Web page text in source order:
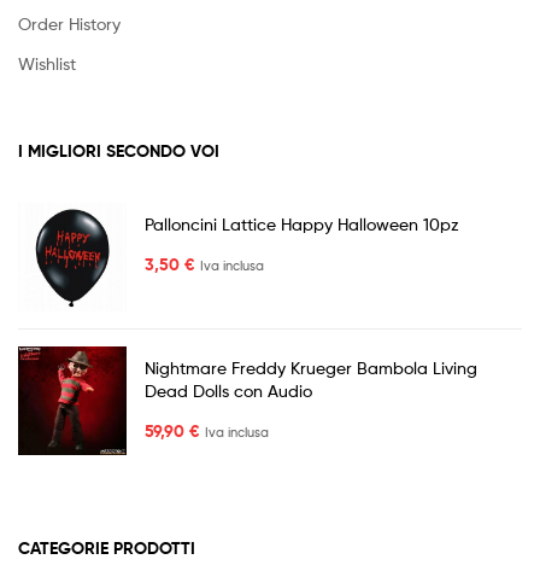
Order History
Wishlist
I MIGLIORI SECONDO VOI
Palloncini Lattice Happy Halloween 10pz
3,50 € Iva inclusa
Nightmare Freddy Krueger Bambola Living
Dead Dolls con Audio
59,90 € Iva inclusa
CATEGORIE PRODOTTI